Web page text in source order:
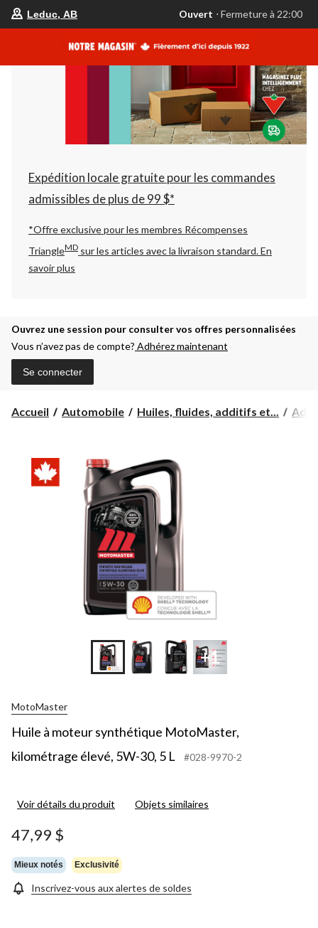
votre
est
AB,
Ouvert,
Fermeture
à
22:00
changer
Leduc, AB Ouvert ⋅ Fermeture à 22:00
Expédition locale gratuite pour les commandes
admissibles de plus de 99 $*
*Offre exclusive pour les membres Récompenses
TriangleMD sur les articles avec la livraison standard.En
savoir plus
Ouvrez une session pour consulter vos offres personnalisées
Vous n’avez pas de compte? Adhérez maintenant
Se connecter
Accueil Automobile Huiles, fluides, additifs et...
+1
MotoMaster
Huile à moteur synthétique MotoMaster,
kilométrage élevé, 5W-30, 5 L
#028-9970-2
Voir détails du produit Objets similaires
47,99 $
Mieux notés Exclusivité
Inscrivez-vous aux alertes de soldes